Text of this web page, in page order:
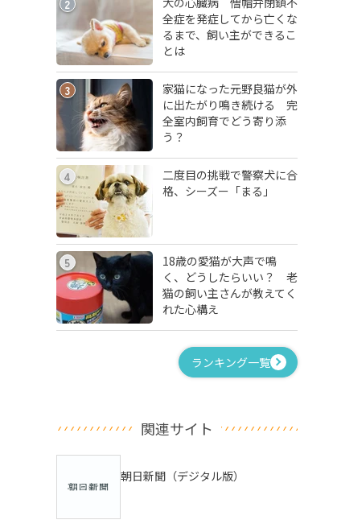
2
全症を発症してから亡くな
るまで、飼い主ができるこ
とは
3
家猫になった元野良猫が外
に出たがり鳴き続ける 完
全室内飼育でどう寄り添
う？
4
二度目の挑戦で警察犬に合
格、シーズー「まる」
5
18歳の愛猫が大声で鳴
く、どうしたらいい？ 老
猫の飼い主さんが教えてく
れた心構え
ランキング一覧
関連サイト
朝日新聞（デジタル版）